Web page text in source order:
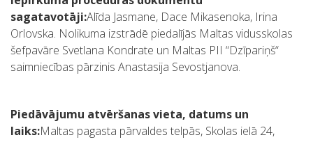
sagatavotāji:Alīda Jasmane, Dace Mikasenoka, Irina
Orlovska. Nolikuma izstrādē piedalījās Maltas vidusskolas
šefpavāre Svetlana Kondrate un Maltas PII “Dzīpariņš“
saimniecības pārzinis Anastasija Sevostjanova.
Piedāvājumu atvēršanas vieta, datums un
laiks:Maltas pagasta pārvaldes telpās, Skolas ielā 24,